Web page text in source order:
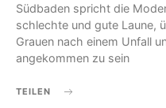
Südbaden spricht die
schlechte und gute Laune,
Grauen nach einem Unfall
angekommen zu sein
TEILEN